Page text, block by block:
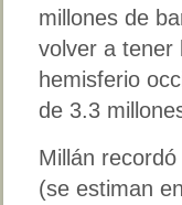
millones de
volver a tener
hemisferio
de 3.3
Millán
(se estiman